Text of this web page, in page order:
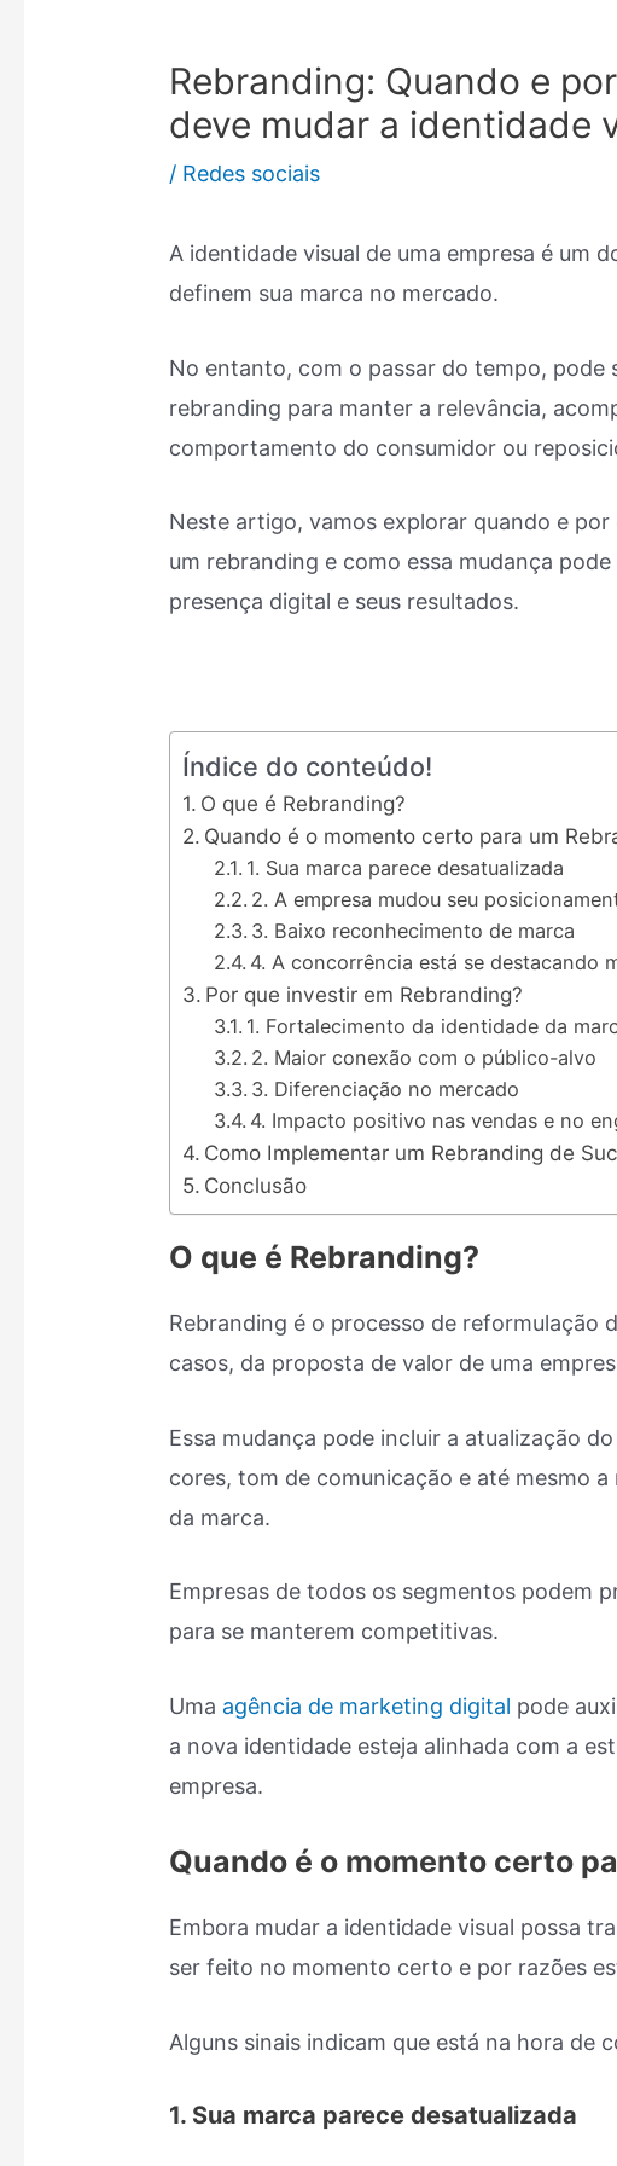
Rebranding: Quando e
deve mudar a identidade
/ Redes sociais
A identidade visual de uma empresa é um
definem sua marca no mercado.
No entanto, com o passar do tempo, pode
rebranding para manter a relevância,
comportamento do consumidor ou
Neste artigo, vamos explorar quando e
um rebranding e como essa mudança
presença digital e seus resultados.
Índice do conteúdo!
O que é Rebranding?
Quando é o momento certo para um
1. Sua marca parece desatualizada
2. A empresa mudou seu
3. Baixo reconhecimento de marca
4. A concorrência está se destacando
Por que investir em Rebranding?
1. Fortalecimento da identidade da
2. Maior conexão com o público-alvo
3. Diferenciação no mercado
4. Impacto positivo nas vendas e no
Como Implementar um Rebranding de
Conclusão
O que é Rebranding?
Rebranding é o processo de reformulação
casos, da proposta de valor de uma
Essa mudança pode incluir a atualização
cores, tom de comunicação e até mesmo
da marca.
Empresas de todos os segmentos podem
para se manterem competitivas.
Uma agência de marketing digital pode
a nova identidade esteja alinhada com a
empresa.
Quando é o momento certo
Embora mudar a identidade visual possa
ser feito no momento certo e por razões
Alguns sinais indicam que está na hora de
1. Sua marca parece desatualizada